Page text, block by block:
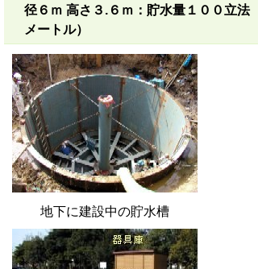
径６ｍ 高さ３.６ｍ：貯水量１００立法
メートル）
地下に建設中の貯水槽